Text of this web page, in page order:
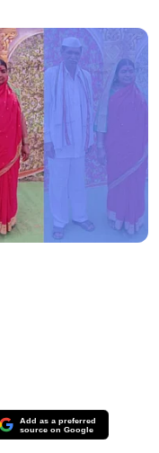
Add as a preferred
source on Google